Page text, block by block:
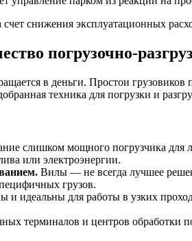
счет снижения эксплуатационных
погрузочно-
в деньги. Простои
техника для погрузки и
слишком мощного погрузчика
или электроэнергии.
Вилы — не всегда лучшее
грузов.
и идеальны для работы в узких
терминалов и центров обработки